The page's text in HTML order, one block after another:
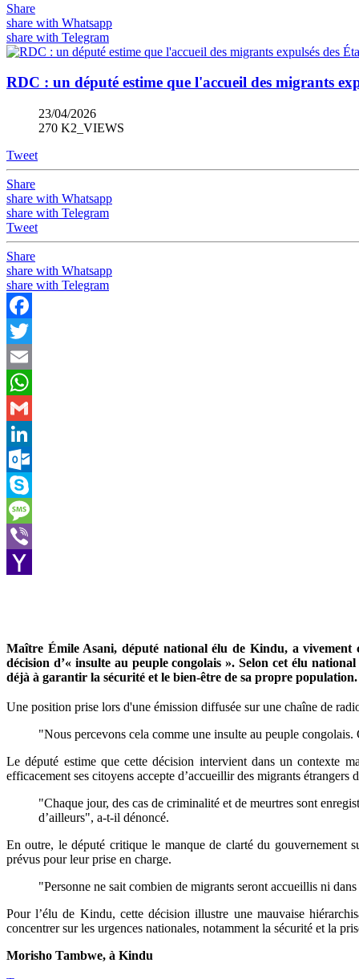
Share
share with Whatsapp
share with Telegram
RDC : un député estime que l'accueil des migrants
23/04/2026
270 K2_VIEWS
Tweet
Share
share with Whatsapp
share with Telegram
Tweet
Share
share with Whatsapp
share with Telegram
Facebook
Twitter
Email
WhatsApp
Gmail
LinkedIn
Outlook.com
Skype
Message
Viber
Maître Émile Asani, député national élu de Kindu, a vivement
décision d’« insulte au peuple congolais ». Selon cet élu
déjà à garantir la sécurité et le bien-être de sa propre population.
Une position prise lors d'une émission diffusée sur une chaîne de
"Nous percevons cela comme une insulte au peuple
Le député estime que cette décision intervient dans un contexte
efficacement ses citoyens accepte d’accueillir des migrants
"Chaque jour, des cas de criminalité et de meurtres sont
d’ailleurs", a-t-il dénoncé.
En outre, le député critique le manque de clarté du gouvernement
prévus pour leur prise en charge.
"Personne ne sait combien de migrants seront accueillis ni
Pour l’élu de Kindu, cette décision illustre une mauvaise
concentrer sur les urgences nationales, notamment la sécurité et la
Morisho Tambwe, à Kindu